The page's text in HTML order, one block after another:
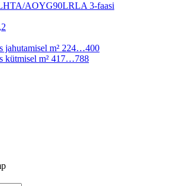
AOYG90LRLA 3-faasi
jahutamisel m² 224…400
kütmisel m² 417…788